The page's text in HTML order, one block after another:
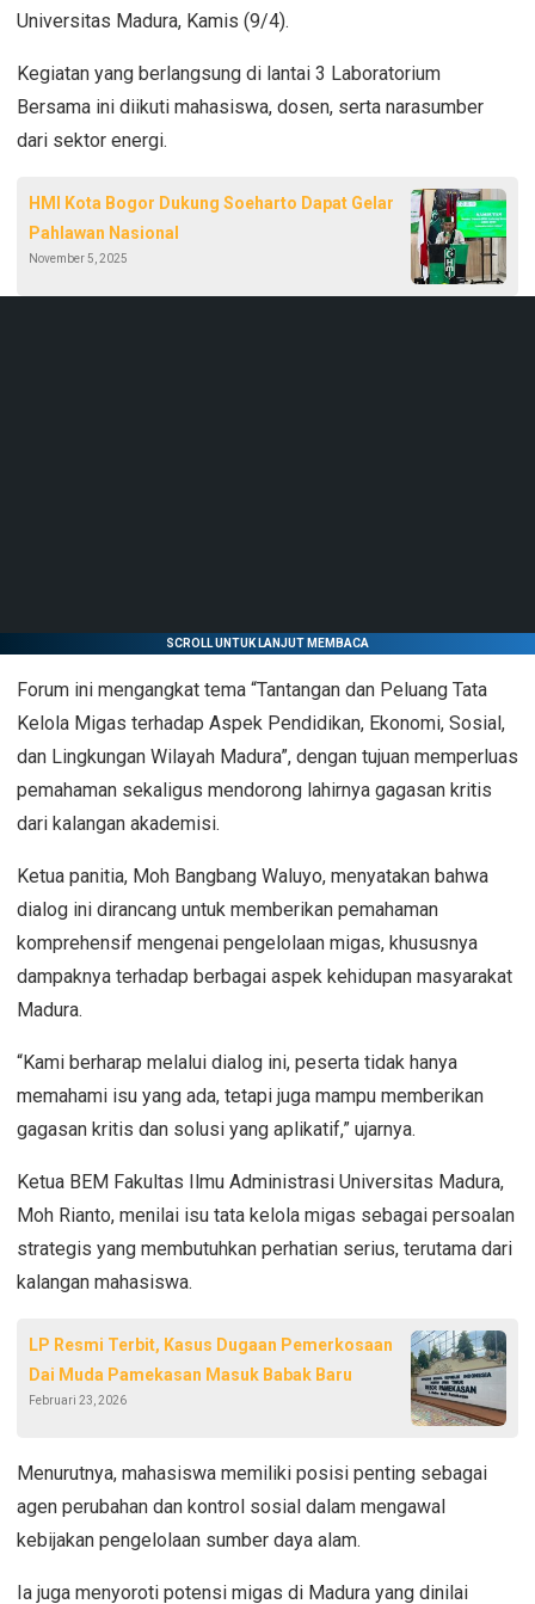
Universitas Madura, Kamis (9/4).
Kegiatan yang berlangsung di lantai 3 Laboratorium
Bersama ini diikuti mahasiswa, dosen, serta narasumber
dari sektor energi.
HMI Kota Bogor Dukung Soeharto Dapat Gelar
Pahlawan Nasional
November 5, 2025
SCROLL UNTUK LANJUT MEMBACA
Forum ini mengangkat tema “Tantangan dan Peluang Tata
Kelola Migas terhadap Aspek Pendidikan, Ekonomi, Sosial,
dan Lingkungan Wilayah Madura”, dengan tujuan memperluas
pemahaman sekaligus mendorong lahirnya gagasan kritis
dari kalangan akademisi.
Ketua panitia, Moh Bangbang Waluyo, menyatakan bahwa
dialog ini dirancang untuk memberikan pemahaman
komprehensif mengenai pengelolaan migas, khususnya
dampaknya terhadap berbagai aspek kehidupan masyarakat
Madura.
“Kami berharap melalui dialog ini, peserta tidak hanya
memahami isu yang ada, tetapi juga mampu memberikan
gagasan kritis dan solusi yang aplikatif,” ujarnya.
Ketua BEM Fakultas Ilmu Administrasi Universitas Madura,
Moh Rianto, menilai isu tata kelola migas sebagai persoalan
strategis yang membutuhkan perhatian serius, terutama dari
kalangan mahasiswa.
LP Resmi Terbit, Kasus Dugaan Pemerkosaan
Dai Muda Pamekasan Masuk Babak Baru
Februari 23, 2026
Menurutnya, mahasiswa memiliki posisi penting sebagai
agen perubahan dan kontrol sosial dalam mengawal
kebijakan pengelolaan sumber daya alam.
Ia juga menyoroti potensi migas di Madura yang dinilai